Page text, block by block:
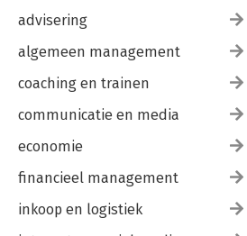
advisering
algemeen management
coaching en trainen
communicatie en media
economie
financieel management
inkoop en logistiek